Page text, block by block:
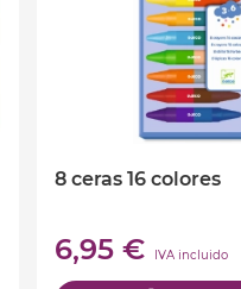
8 ceras 16 colores
6,95 € IVA incluido